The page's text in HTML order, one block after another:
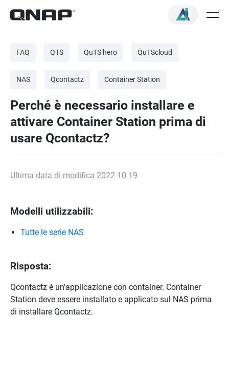
FAQ QTS QuTS hero QuTScloud
NAS Qcontactz Container Station
Perché è necessario installare e
attivare Container Station prima di
usare Qcontactz?
Ultima data di modifica 2022-10-19
Modelli utilizzabili:
Tutte le serie NAS
Risposta:
Qcontactz è un'applicazione con container. Container
Station deve essere installato e applicato sul NAS prima
di installare Qcontactz.